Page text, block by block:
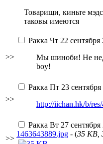
Товарищи, киньте
таковы имеются
>>
Ракка Чт 22
Мы шиноби! Не
boy!
>>
Ракка Пт 23
http://iichan.hk/b/
>>
Ракка Вт 27
1463643889.jpg - (35 KB,